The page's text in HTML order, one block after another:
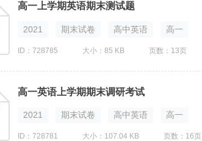
高一上学期英语期末测试题
2021 期末试卷 高中英语 高一
ID：728785 大小：85 KB 页数：13页
高一英语上学期期末调研考试
2021 期末试卷 高中英语 高一
ID：728781 大小：107.04 KB 页数：16页